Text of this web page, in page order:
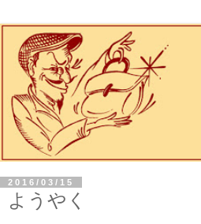
2016/03/15
ようやく